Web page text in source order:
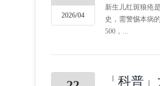
2026/04
新生儿红斑狼疮
史，需警惕本病
500，...
「科普